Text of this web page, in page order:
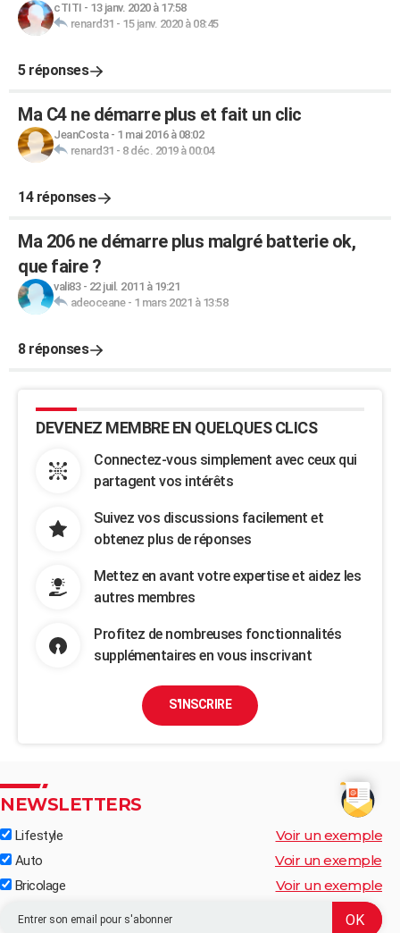
cTITI - 13 janv. 2020 à 17:58
renard31 - 15 janv. 2020 à 08:45
5 réponses
Ma C4 ne démarre plus et fait un clic
JeanCosta- 1 mai 2016 à 08:02
renard31 - 8 déc. 2019 à 00:04
14 réponses
Ma 206 ne démarre plus malgré batterie ok,
que faire ?
vali83- 22 juil. 2011 à 19:21
adeoceane- 1 mars 2021 à 13:58
8 réponses
DEVENEZ MEMBRE EN QUELQUES CLICS
Connectez-vous simplement avec ceux qui
partagent vos intérêts
Suivez vos discussions facilement et
obtenez plus de réponses
Mettez en avant votre expertise et aidez les
autres membres
Profitez de nombreuses fonctionnalités
supplémentaires en vous inscrivant
S'INSCRIRE
NEWSLETTERS
Lifestyle Voir un exemple
Auto Voir un exemple
Bricolage Voir un exemple